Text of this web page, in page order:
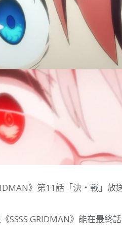
》第11話「決・戰」
SSSS.GRIDMAN》能在最終